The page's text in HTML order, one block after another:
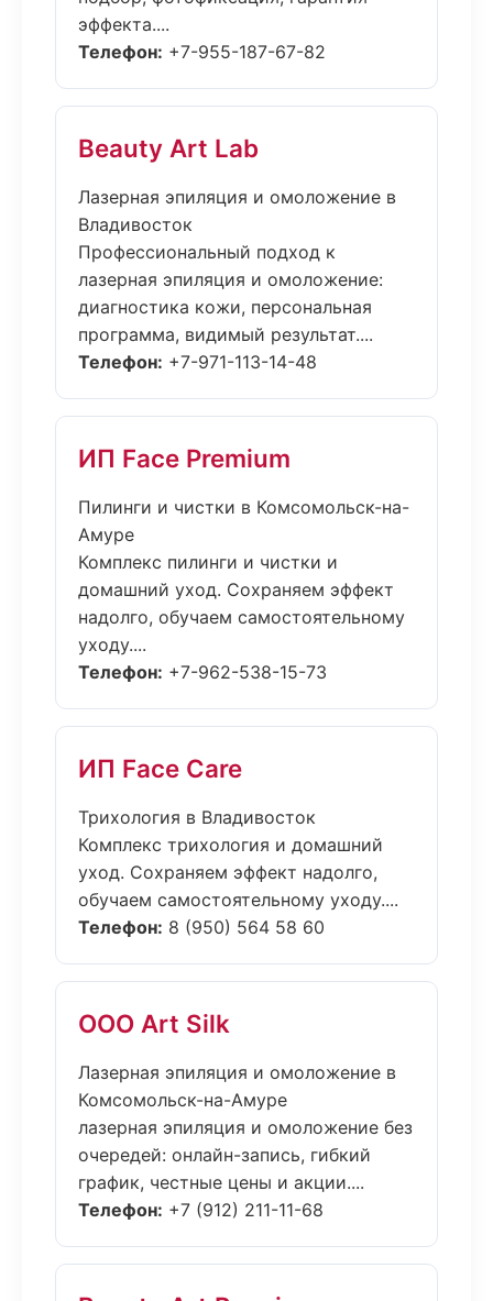
эффекта....
Телефон: +7-955-187-67-82
Beauty Art Lab
Лазерная эпиляция и омоложение в
Владивосток
Профессиональный подход к
лазерная эпиляция и омоложение:
диагностика кожи, персональная
программа, видимый результат....
Телефон: +7-971-113-14-48
ИП Face Premium
Пилинги и чистки в Комсомольск-на-
Амуре
Комплекс пилинги и чистки и
домашний уход. Сохраняем эффект
надолго, обучаем самостоятельному
уходу....
Телефон: +7-962-538-15-73
ИП Face Care
Трихология в Владивосток
Комплекс трихология и домашний
уход. Сохраняем эффект надолго,
обучаем самостоятельному уходу....
Телефон: 8 (950) 564 58 60
ООО Art Silk
Лазерная эпиляция и омоложение в
Комсомольск-на-Амуре
лазерная эпиляция и омоложение без
очередей: онлайн-запись, гибкий
график, честные цены и акции....
Телефон: +7 (912) 211-11-68